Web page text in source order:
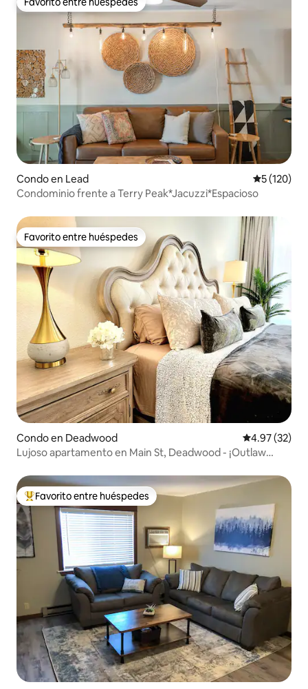
Favorito entre huéspedes
Condo en Lead
5 (120)
Condominio frente a Terry Peak*Jacuzzi*Espacioso
Favorito entre huéspedes
Favorito entre huéspedes
Condo en Deadwood Calificación
4.97 (32)
Lujoso apartamento en Main St, Deadwood - ¡Outlaw
Favorito entre huéspedes preferido
Favorito entre huéspedes